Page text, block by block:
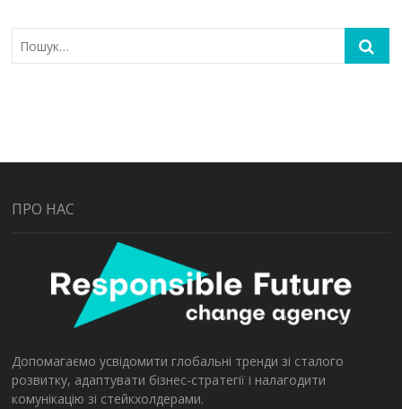
ПРО НАС
Допомагаємо усвідомити глобальні тренди зі сталого
розвитку, адаптувати бізнес-стратегії і налагодити
комунікацію зі стейкхолдерами.